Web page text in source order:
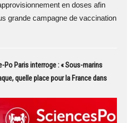
en doses afin
grande campagne de vaccination
Po Paris interroge : « Sous-marins
quelle place pour la France dans